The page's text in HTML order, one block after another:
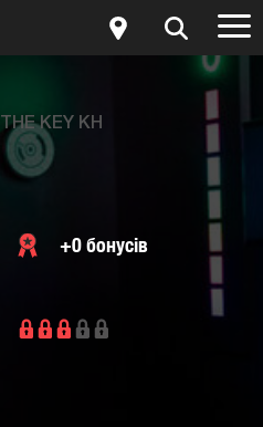
KEY KH
+0 бонусів